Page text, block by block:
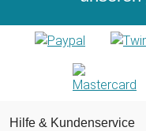
Hilfe & Kundenservice